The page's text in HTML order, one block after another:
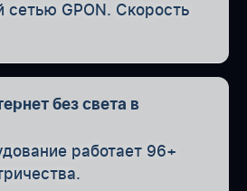
сетью GPON. Скорость
без света в
работает 96+